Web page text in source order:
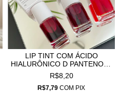
LIP TINT COM ÁCIDO
HIALURÔNICO D PANTENOL -
REF:49001
R$8,20
R$7,79 COM PIX